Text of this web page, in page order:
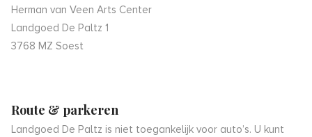
Herman van Veen Arts Center
Landgoed De Paltz 1
3768 MZ Soest
Route & parkeren
Landgoed De Paltz is niet toegankelijk voor auto’s. U kunt